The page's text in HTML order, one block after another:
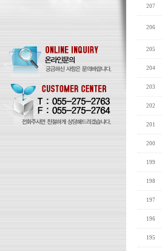
207
206
205
204
203
202
201
200
199
198
197
196
195